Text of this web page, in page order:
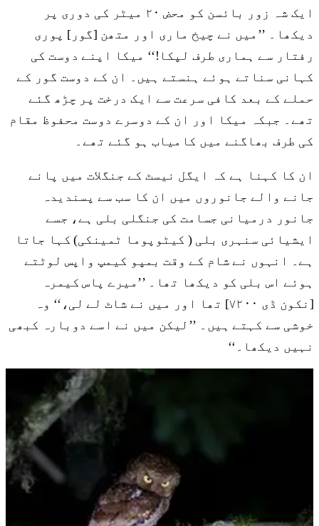
ایک شہ زور بائسن کو محض ۲۰ میٹر کی دوری پر
دیکھا۔ ’’میں نے چیخ ماری اور متھن [گور] پوری
رفتار سے ہماری طرف لپکا!‘‘ میکا اپنے دوست کی
کہانی سناتے ہوئے ہنستے ہیں۔ ان کے دوست گور کے
حملے کے بعد کافی سرعت سے ایک درخت پر چڑھ گئے
تھے۔ جبکہ میکا اور ان کے دوسرے دوست محفوظ مقام
کی طرف بھاگنے میں کامیاب ہو گئے تھے۔
ان کا کہنا ہے کہ ایگل نیسٹ کے جنگلات میں پانے
جانے والے جانوروں میں ان کا سب سے پسندیدہ
جانور درمیانی جسامت کی جنگلی بلی ہے، جسے
ایشیائی سنہری بلی ( کیٹوپوما ٹمینکی) کہا جاتا
ہے۔ انہوں نے شام کے وقت بمپو کیمپ واپس لوٹتے
ہوئے اس بلی کو دیکھا تھا۔ ’’میرے پاس کیمرہ
[نکون ڈی ۷۲۰۰] تھا اور میں نے شاٹ لے لی،‘‘ وہ
خوشی سے کہتے ہیں۔ ’’لیکن میں نے اسے دوبارہ کبھی
نہیں دیکھا۔‘‘